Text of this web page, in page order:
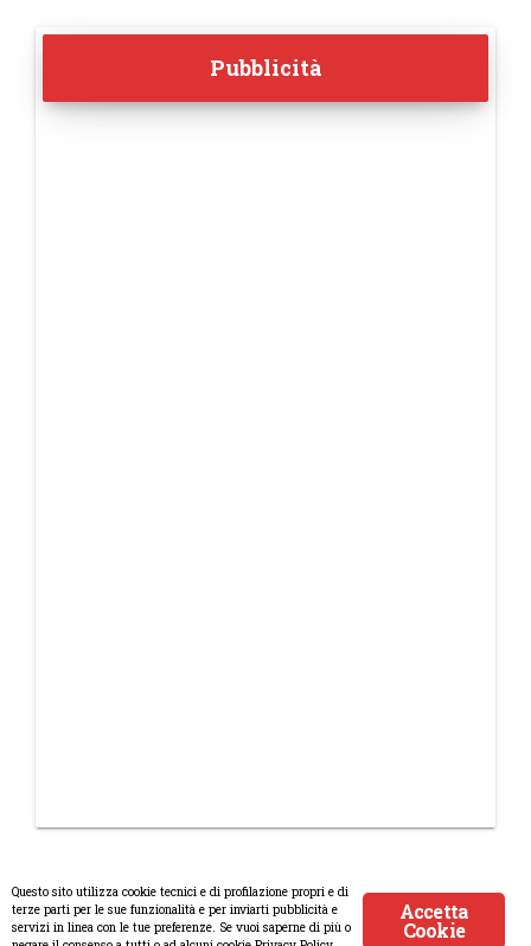
Pubblicità
© Copyright 2008-2017 Scenaripolitici.com - Tutti i diritti riservati.
Accetta
Cookie
Questo sito utilizza cookie tecnici e di profilazione propri e di
terze parti per le sue funzionalità e per inviarti pubblicità e
servizi in linea con le tue preferenze. Se vuoi saperne di più o